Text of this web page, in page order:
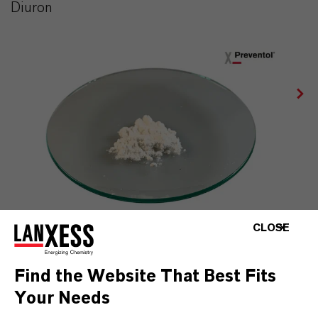
Diuron
PREVENTOL® A 6-D
Diuron
CLOSE
Find the Website That Best Fits
Your Needs